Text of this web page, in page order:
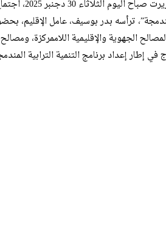
الداخلية،
ترأسه بدر بوسيف، عامل الإقليم،
الجهوية والإقليمية اللاممركزة،
إطار إعداد برنامج التنمية الترابية